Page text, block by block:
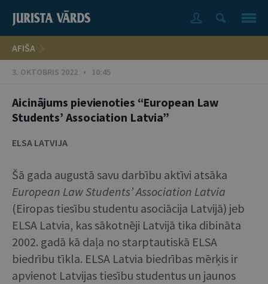
AFIŠA
3. OKTOBRIS 2022 • 10:45
Aicinājums pievienoties “European Law
Students’ Association Latvia”
ELSA LATVIJA
Šā gada augustā savu darbību aktīvi atsāka
European Law Students’ Association Latvia
(Eiropas tiesību studentu asociācija Latvijā) jeb
ELSA Latvia, kas sākotnēji Latvijā tika dibināta
2002. gadā kā daļa no starptautiskā ELSA
biedrību tīkla. ELSA Latvia biedrības mērķis ir
apvienot Latvijas tiesību studentus un jaunos